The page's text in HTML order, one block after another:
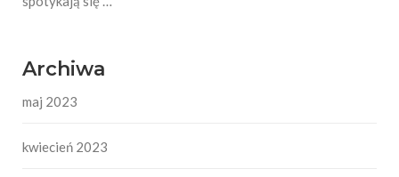
Archiwa
maj 2023
kwiecień 2023